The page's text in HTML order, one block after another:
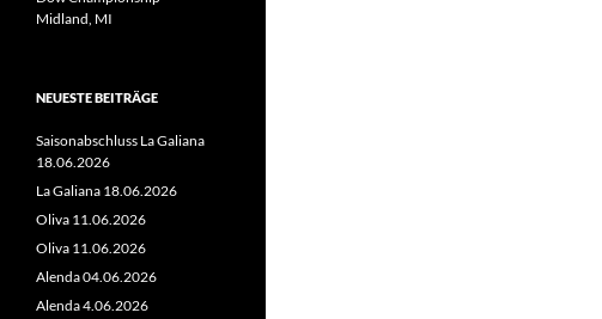
Midland, MI
NEUESTE BEITRÄGE
Saisonabschluss La Galiana
18.06.2026
La Galiana 18.06.2026
Oliva 11.06.2026
Oliva 11.06.2026
Alenda 04.06.2026
Alenda 4.06.2026